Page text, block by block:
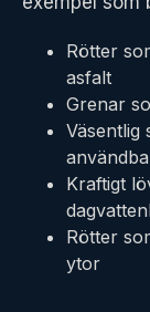
Rötter
asfalt
Grenar
Väsentlig
Kraftigt
Rötter
ytor